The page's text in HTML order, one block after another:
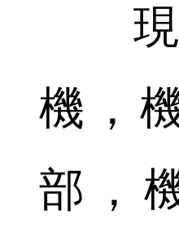
現
機，
部，